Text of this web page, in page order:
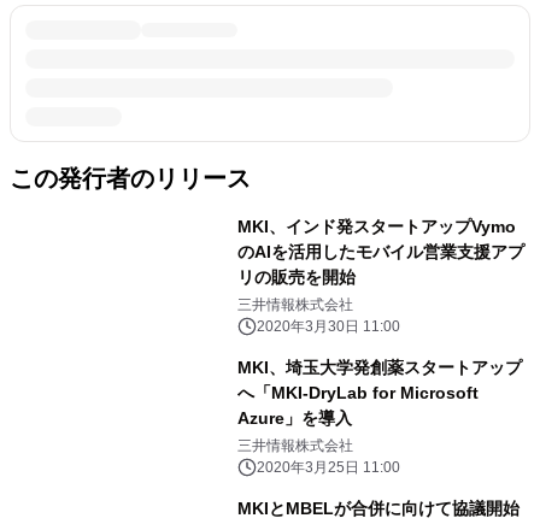
この発行者のリリース
MKI、インド発スタートアップVymo
のAIを活用したモバイル営業支援アプ
リの販売を開始
三井情報株式会社
2020年3月30日 11:00
MKI、埼玉大学発創薬スタートアップ
へ「MKI-DryLab for Microsoft
Azure」を導入
三井情報株式会社
2020年3月25日 11:00
MKIとMBELが合併に向けて協議開始